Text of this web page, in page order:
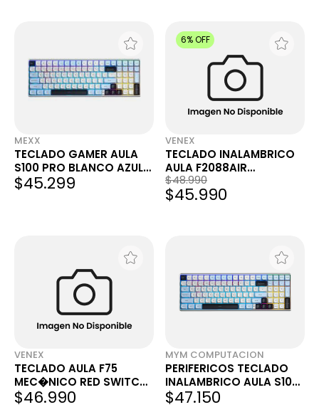
MEXX
TECLADO GAMER AULA
S100 PRO BLANCO AZUL
PURPURA SW MARRON
$45.299
6% OFF
VENEX
TECLADO INALAMBRICO
AULA F2088AIR
DEGRAD� AZUL RGB SW
BROWN
$48.990
$45.990
VENEX
TECLADO AULA F75
MEC�NICO RED SWITCH
INGL�S USB-C BLANCO
RGB
$46.990
MYM COMPUTACION
PERIFERICOS TECLADO
INALAMBRICO AULA S100
PRO BLUE + WHITE +
DARK PURPLE SWITCH
$47.150